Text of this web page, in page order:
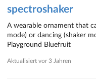
spectroshaker
A wearable ornament that
mode) or dancing (shaker
Playground Bluefruit
Aktualisiert vor 3 Jahren